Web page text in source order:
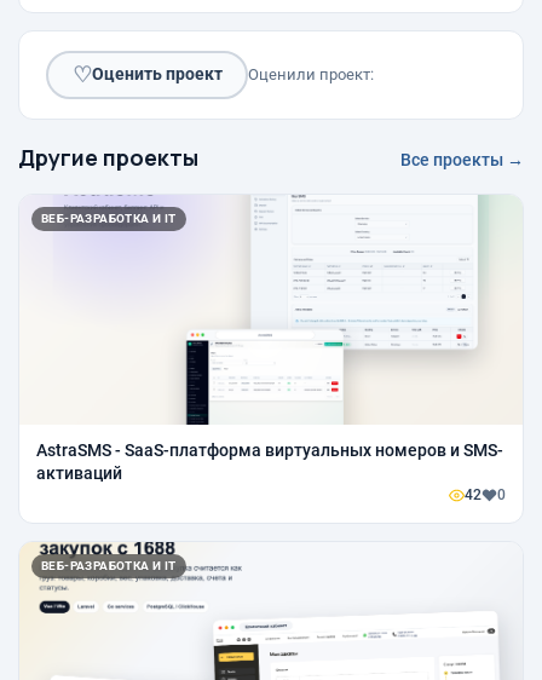
♡Оценить проект Оценили проект:
Другие проекты Все проекты →
ВЕБ-РАЗРАБОТКА И IT
AstraSMS - SaaS-платформа виртуальных номеров и SMS-
активаций
42 0
ВЕБ-РАЗРАБОТКА И IT